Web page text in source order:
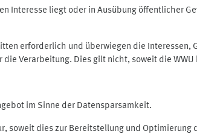
liegt oder in Ausübung öffentlicher
erforderlich und überwiegen die
Verarbeitung. Dies gilt nicht, soweit die
im Sinne der Datensparsamkeit.
soweit dies zur Bereitstellung und